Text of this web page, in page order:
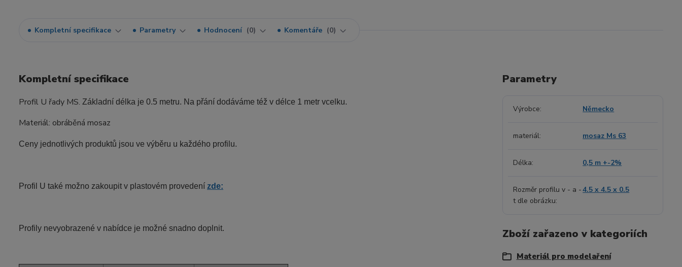
Kompletní specifikace Parametry Hodnocení 0 Komentáře 0
Kompletní specifikace
Profil U řady MS. Základní délka je 0.5 metru. Na přání dodáváme též v délce 1 metr vcelku.
Materiál: obráběná mosaz
Ceny jednotlivých produktů jsou ve výběru u každého profilu.
Profil U také možno zakoupit v plastovém provedení zde:
Profily nevyobrazené v nabídce je možné snadno doplnit.
Parametry
Výrobce Německo
materiál mosaz Ms 63
Délka 0,5 m +-2%
Rozměr profilu v - a -
t dle obrázku
4.5 x 4.5 x 0.5
Zboží zařazeno v kategoriích
Materiál pro modelaření